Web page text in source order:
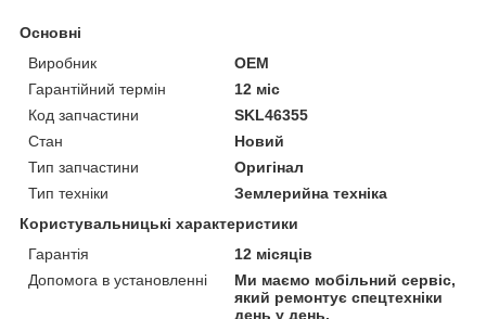
Основні
Виробник
OEM
Гарантійний термін
12 міс
Код запчастини
SKL46355
Стан
Новий
Тип запчастини
Оригінал
Тип техніки
Землерийна техніка
Користувальницькі характеристики
Гарантія
12 місяців
Допомога в установленні
Ми маємо мобільний сервіс,
який ремонтує спецтехніки
день у день.